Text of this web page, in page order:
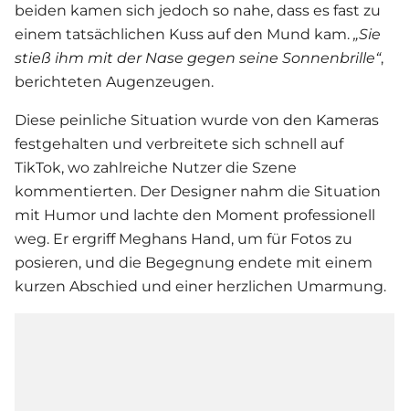
beiden kamen sich jedoch so nahe, dass es fast zu
einem tatsächlichen Kuss auf den Mund kam. „Sie
stieß ihm mit der Nase gegen seine Sonnenbrille“,
berichteten Augenzeugen.
Diese peinliche Situation wurde von den Kameras
festgehalten und verbreitete sich schnell auf
TikTok, wo zahlreiche Nutzer die Szene
kommentierten. Der Designer nahm die Situation
mit Humor und lachte den Moment professionell
weg. Er ergriff Meghans Hand, um für Fotos zu
posieren, und die Begegnung endete mit einem
kurzen Abschied und einer herzlichen Umarmung.